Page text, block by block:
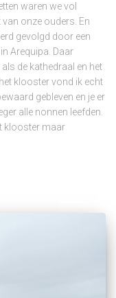
waren we vol
onze ouders. En
gevolgd door een
Arequipa. Daar
de kathedraal en het
klooster vond ik echt
gebleven en je er
alle nonnen leefden.
klooster maar